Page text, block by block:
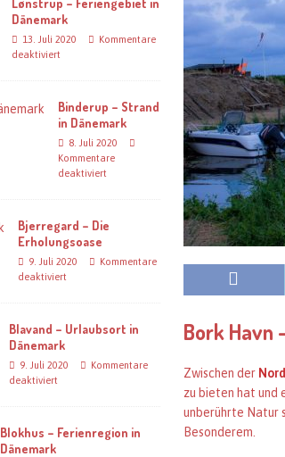
Bork Havn
Zwischen der
zu bieten hat und
unberührte Natur
Besonderem.
Lønstrup – Feriengebiet in
Dänemark
13. Juli 2020
Kommentare
deaktiviert
Binderup – Strand
in Dänemark
8. Juli 2020
Kommentare
deaktiviert
Bjerregard – Die
Erholungsoase
9. Juli 2020
Kommentare
deaktiviert
Blavand – Urlaubsort in
Dänemark
9. Juli 2020
Kommentare
deaktiviert
Blokhus – Ferienregion in
Dänemark